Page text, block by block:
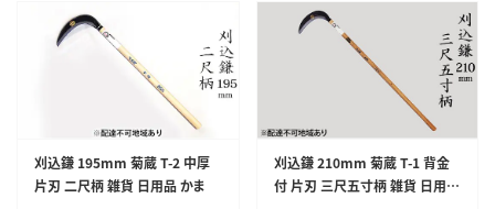
刈込鎌 195mm 菊蔵 T-2 中厚
片刃 二尺柄 雑貨 日用品 かま
刈込鎌 210mm 菊蔵 T-1 背金
付 片刃 三尺五寸柄 雑貨 日用品